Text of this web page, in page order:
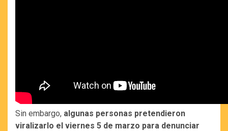
Sin embargo, algunas personas pretendieron
viralizarlo el viernes 5 de marzo para denunciar